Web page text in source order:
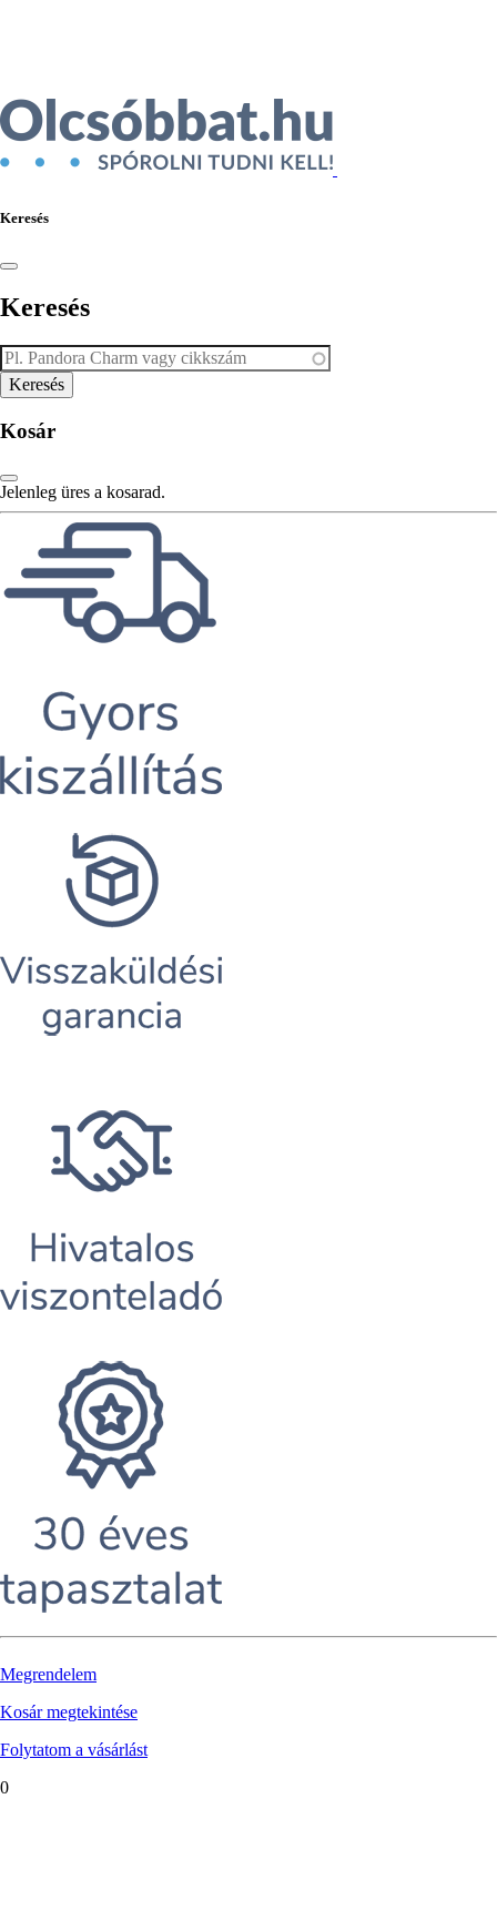
Keresés
Keresés
Kosár
Jelenleg üres a kosarad.
Megrendelem
Kosár megtekintése
Folytatom a vásárlást
0